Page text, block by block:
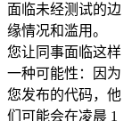
面临未经测试的边
缘情况和滥用。
您让同事面临这样
一种可能性：因为
您发布的代码，他
们可能会在凌晨 1